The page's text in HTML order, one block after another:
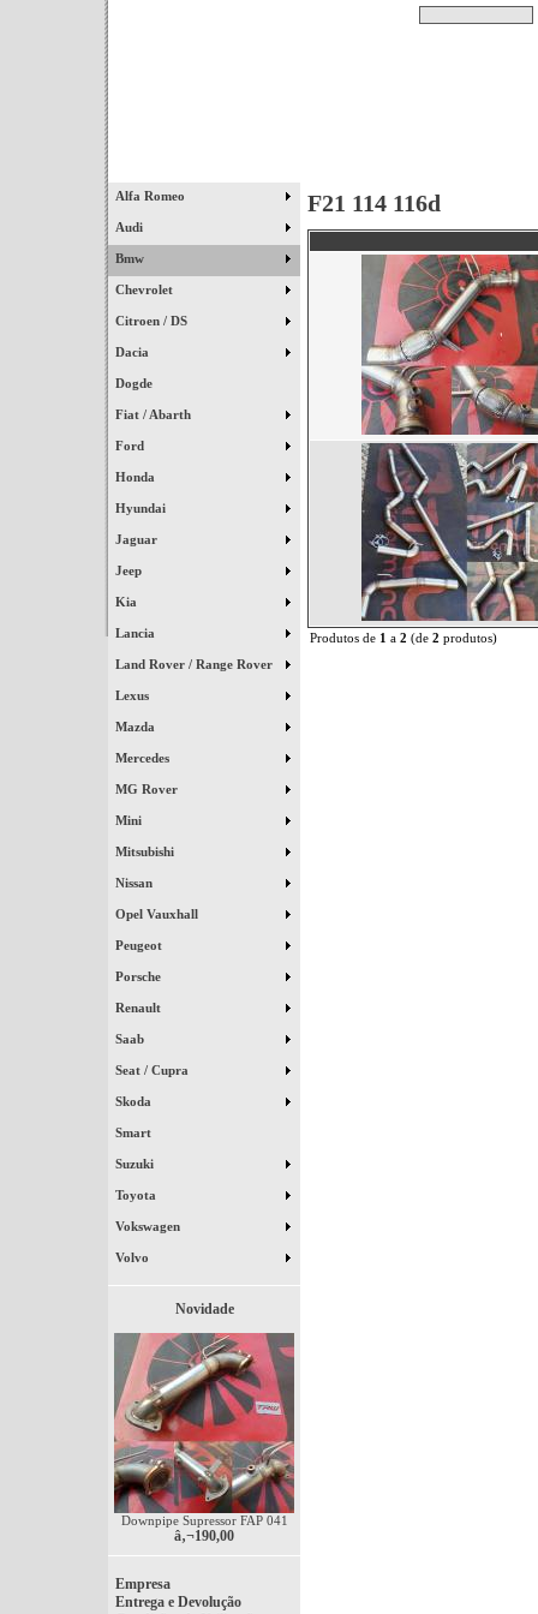
Alfa Romeo
Audi
Bmw
Chevrolet
Citroen / DS
Dacia
Dogde
Fiat / Abarth
Ford
Honda
Hyundai
Jaguar
Jeep
Kia
Lancia
Land Rover / Range Rover
Lexus
Mazda
Mercedes
MG Rover
Mini
Mitsubishi
Nissan
Opel Vauxhall
Peugeot
Porsche
Renault
Saab
Seat / Cupra
Skoda
Smart
Suzuki
Toyota
Vokswagen
Volvo
Novidade
Downpipe Supressor FAP 041
â‚¬190,00
Empresa
Entrega e Devolução
F21 114 116d
Produtos de 1 a 2 (de 2 produtos)